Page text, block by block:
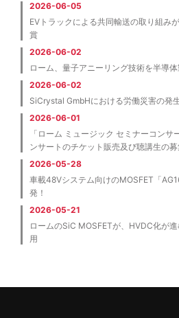
2026-06-05
EVトラックによる共同輸送の取り組み
賞
2026-06-02
ローム、量子アニーリング技術を半導
2026-06-02
SiCrystal GmbHにおける労働災害の発
2026-06-01
「ローム ミュージック セミナーコン
ンサートのチケット販売及び聴講生の
2026-05-28
車載48Vシステム向けのMOSFET「
発！
2026-05-21
ロームのSiC MOSFETが、HVDC化が
用